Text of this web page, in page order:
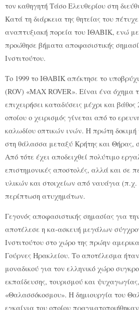
τον καθηγητή Τάσο Ελευθερίου στη
Κατά τη διάρκεια της θητείας του
αναπτυξιακή πορεία του ΙΘΑΒΙΚ, ενώ με
προώθησε βήματα αποφασιστικής
Ινστιτούτου.
Το 1999 το ΙΘΑΒΙΚ απέκτησε το
(ROV) «MAX ROVER». Είναι ένα όχημα
επιχειρήσει καταδύσεις μέχρι και
οποίου ο χειρισμός γίνεται από το
καλωδίου οπτικών ινών. Η πρώτη δοκιμή
στη θάλασσα μεταξύ Κρήτης και Θήρας,
Από τότε έχει αποδειχθεί πολύτιμο
επιστημονικές αποστολές, αλλά και σε
υλικών και στοιχείων από ναυάγια
περίπτωση ατυχημάτων.
Γεγονός αποφασιστικής σημασίας για
αποτέλεσε η κα-ασκευή μεγάλων
Ινστιτούτου στο χώρο της πρώην
Γούρνες Ηρακλείου. Το αποτέλεσμα
μοναδικού για τον ελληνικό χώρο
εκπαίδευσης, τουρισμού και
«Θαλασσόκοσμου». Η δημιουργία του
εγκαίνια του οποίου